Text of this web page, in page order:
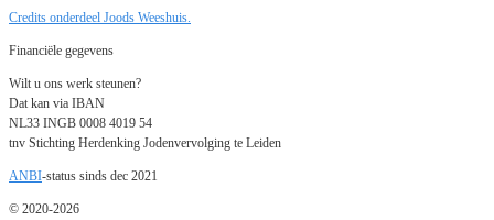
Credits onderdeel Joods Weeshuis.
Financiële gegevens
Wilt u ons werk steunen?
Dat kan via IBAN
NL33 INGB 0008 4019 54
tnv Stichting Herdenking Jodenvervolging te Leiden
ANBI-status sinds dec 2021
© 2020-2026